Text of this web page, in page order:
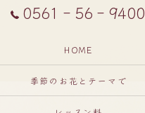
0561‐56‐9400
HOME
季節のお花とテーマで